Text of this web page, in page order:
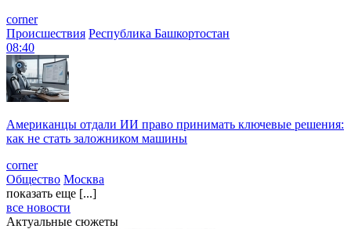
corner
Происшествия Республика Башкортостан
08:40
Американцы отдали ИИ право принимать ключевые решения:
как не стать заложником машины
corner
Общество Москва
показать еще [...]
все новости
Актуальные сюжеты